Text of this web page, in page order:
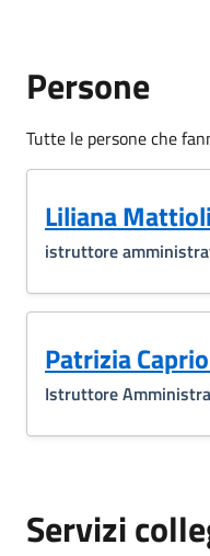
Persone
Tutte le persone che
Liliana Mattioli
istruttore
Patrizia
Istruttore
Servizi